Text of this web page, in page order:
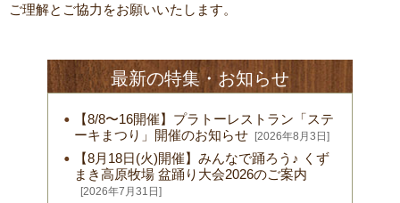
ご理解とご協力をお願いいたします。
最新の特集・お知らせ
【8/8〜16開催】プラトーレストラン「ステ
ーキまつり」開催のお知らせ
[2026年8月3日]
【8月18日(火)開催】みんなで踊ろう♪ くず
まき高原牧場 盆踊り大会2026のご案内
[2026年7月31日]